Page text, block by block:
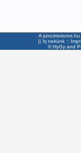
A
|| Írj nekünk ::
©HyGyand